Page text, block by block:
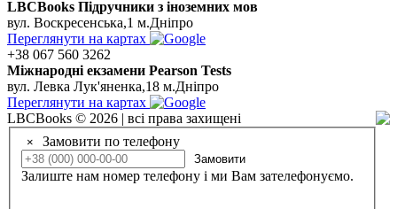
LBCBooks Підручники з іноземних мов
вул. Воскресенська,1 м.Дніпро
Переглянути на картах
+38 067 560 3262
Мiжнароднi екзамени Pearson Tests
вул. Левка Лук'яненка,18 м.Дніпро
Переглянути на картах
LBCBooks © 2026 | всі права захищені
× Замовити по телефону
Замовити
Залиште нам номер телефону і ми Вам зателефонуємо.